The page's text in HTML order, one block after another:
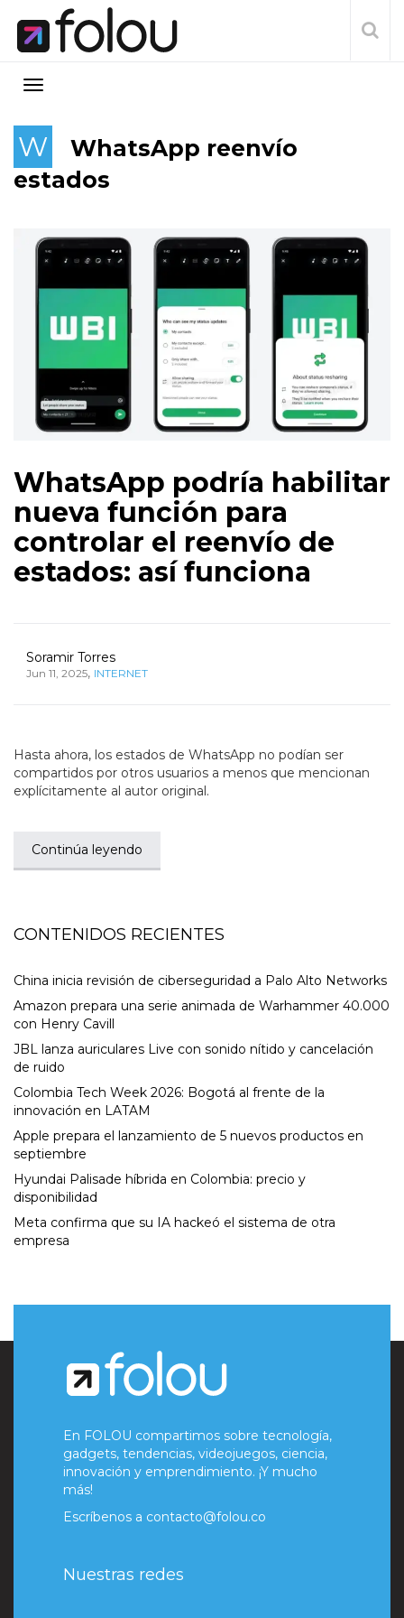
W
WhatsApp reenvío
estados
WhatsApp podría habilitar
nueva función para
controlar el reenvío de
estados: así funciona
Soramir Torres
Jun 11, 2025, INTERNET
Hasta ahora, los estados de WhatsApp no podían ser
compartidos por otros usuarios a menos que mencionan
explícitamente al autor original.
Continúa leyendo
CONTENIDOS RECIENTES
China inicia revisión de ciberseguridad a Palo Alto Networks
Amazon prepara una serie animada de Warhammer 40.000
con Henry Cavill
JBL lanza auriculares Live con sonido nítido y cancelación
de ruido
Colombia Tech Week 2026: Bogotá al frente de la
innovación en LATAM
Apple prepara el lanzamiento de 5 nuevos productos en
septiembre
Hyundai Palisade híbrida en Colombia: precio y
disponibilidad
Meta confirma que su IA hackeó el sistema de otra
empresa
En FOLOU compartimos sobre tecnología,
gadgets, tendencias, videojuegos, ciencia,
innovación y emprendimiento. ¡Y mucho
más!
Escríbenos a contacto@folou.co
Nuestras redes